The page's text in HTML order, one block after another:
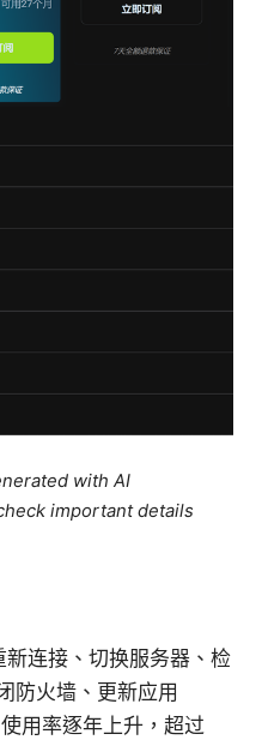
with AI
important details
连接、切换服务器、检
防火墙、更新应用
用率逐年上升，超过